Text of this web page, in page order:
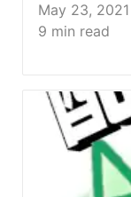
May 23, 2021
9 min read